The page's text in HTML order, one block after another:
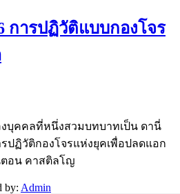
การปฏิวัติแบบกองโจร
งบุคคลที่หนึ่งสวมบทบาทเป็น ดานี่
ปฏิวัติกองโจรแห่งยุคเพื่อปลดแอก
ตอน คาสติลโญ
by: Admin